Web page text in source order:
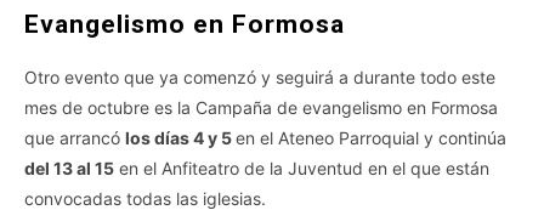
Evangelismo en Formosa
Otro evento que ya comenzó y seguirá a durante todo este
mes de octubre es la Campaña de evangelismo en Formosa
que arrancó los días 4 y 5en el Ateneo Parroquial y continúa
del 13 al 15 en el Anfiteatro de la Juventud en el que están
convocadas todas las iglesias.